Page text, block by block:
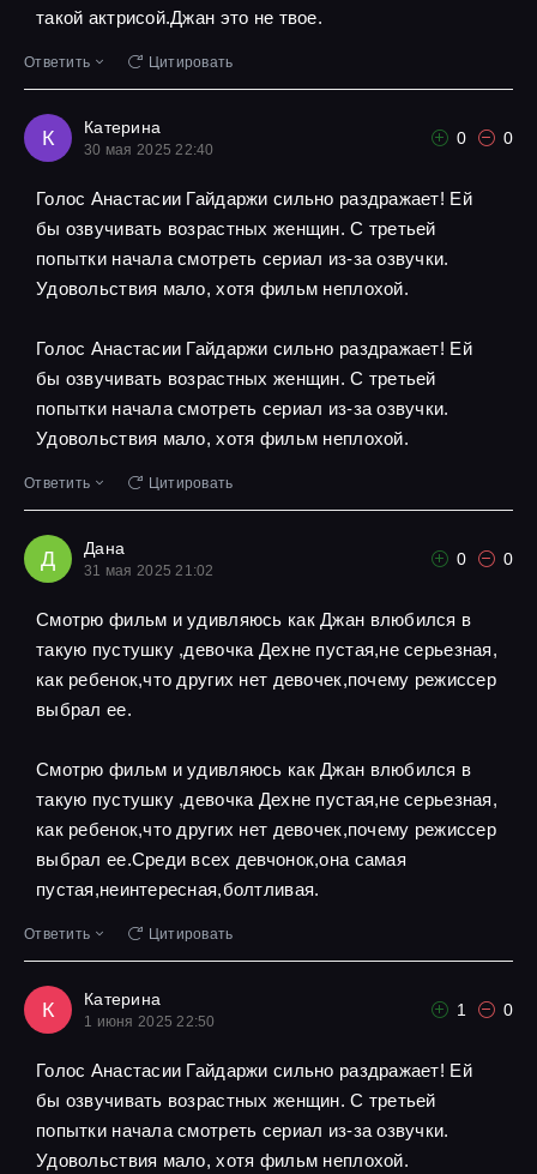
такой актрисой.Джан это не твое.
Ответить Цитировать
К Катерина
30 мая 2025 22:40
0 0
Голос Анастасии Гайдаржи сильно раздражает! Ей
бы озвучивать возрастных женщин. С третьей
попытки начала смотреть сериал из-за озвучки.
Удовольствия мало, хотя фильм неплохой.
Голос Анастасии Гайдаржи сильно раздражает! Ей
бы озвучивать возрастных женщин. С третьей
попытки начала смотреть сериал из-за озвучки.
Удовольствия мало, хотя фильм неплохой.
Ответить Цитировать
Д Дана
31 мая 2025 21:02
0 0
Смотрю фильм и удивляюсь как Джан влюбился в
такую пустушку ,девочка Дехне пустая,не серьезная,
как ребенок,что других нет девочек,почему режиссер
выбрал ее.
Смотрю фильм и удивляюсь как Джан влюбился в
такую пустушку ,девочка Дехне пустая,не серьезная,
как ребенок,что других нет девочек,почему режиссер
выбрал ее.Среди всех девчонок,она самая
пустая,неинтересная,болтливая.
Ответить Цитировать
К Катерина
1 июня 2025 22:50
1 0
Голос Анастасии Гайдаржи сильно раздражает! Ей
бы озвучивать возрастных женщин. С третьей
попытки начала смотреть сериал из-за озвучки.
Удовольствия мало, хотя фильм неплохой.